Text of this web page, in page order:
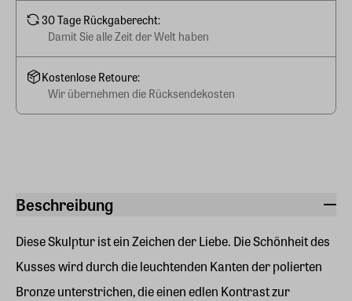
Beschreibung
Diese Skulptur ist ein Zeichen der Liebe. Die Schönheit des
Kusses wird durch die leuchtenden Kanten der polierten
Bronze unterstrichen, die einen edlen Kontrast zur
30 Tage Rückgaberecht:
Damit Sie alle Zeit der Welt haben
Kostenlose Retoure:
Wir übernehmen die Rücksendekosten